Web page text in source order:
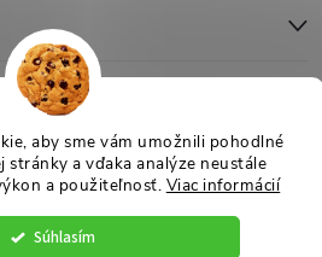
aby sme vám umožnili pohodlné
stránky a vďaka analýze neustále
a použiteľnosť. Viac informácií
Súhlasím
práva vyhradené.Upraviť nastavenie